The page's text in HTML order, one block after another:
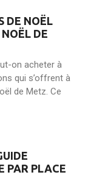
DE NOËL
DE
on acheter à
qui s’offrent à
de Metz. Ce
PAR PLACE